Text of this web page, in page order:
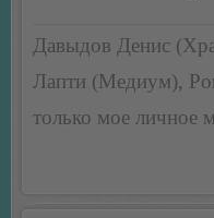
Давыдов Денис
Лапти (Медиум),
только мое личное